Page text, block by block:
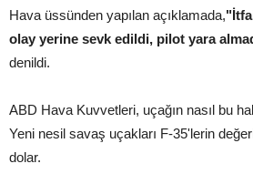
Hava üssünden yapılan açıklamada,
olay yerine sevk edildi, pilot yara
denildi.
ABD Hava Kuvvetleri, uçağın nasıl bu
Yeni nesil savaş uçakları F-35'lerin
dolar.